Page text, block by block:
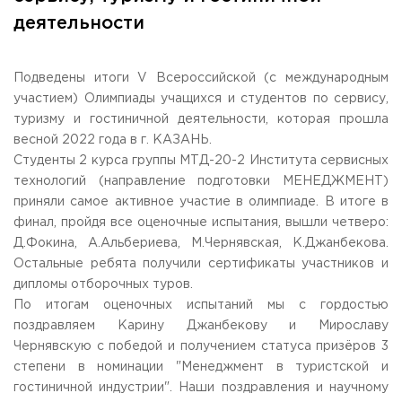
Общежитие / Кампус РГУТИС
Работа с лицами с ОВЗ и инвалидами
Научная деятельность
Дополнительное образование
Федеральный ресурсный центр
Федеральное учебно-методическое объединение в
системе СПО
Профком
Конкурс ППС
АДРЕС
141221, Московская обл., Городской округ
пгт. Черкизово,
ул. Главная, 99
ТЕЛЕФОНЫ
+7 (495) 940 83 00
+7 (495) 940 83 58 - Приемная комиссия
obrashenia@rguts.ru
priem@rguts.ru - Приемная комиссия
пт: с 09:00 до 16:45;
сб-вс: выходной
деятельности
Подведены итоги V Всероссийской (с международным
участием) Олимпиады учащихся и студентов по сервису,
туризму и гостиничной деятельности, которая прошла
весной 2022 года в г. КАЗАНЬ.
Студенты 2 курса группы МТД-20-2 Института сервисных
технологий (направление подготовки МЕНЕДЖМЕНТ)
приняли самое активное участие в олимпиаде. В итоге в
финал, пройдя все оценочные испытания, вышли четверо:
Д.Фокина, А.Альбериева, М.Чернявская, К.Джанбекова.
Остальные ребята получили сертификаты участников и
дипломы отборочных туров.
По итогам оценочных испытаний мы с гордостью
поздравляем Карину Джанбекову и Мирославу
Чернявскую с победой и получением статуса призёров 3
степени в номинации "Менеджмент в туристской и
гостиничной индустрии". Наши поздравления и научному